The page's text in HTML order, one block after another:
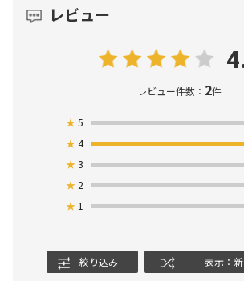
レビュー
レビュー件数： 2件
★5
★4
★3
★ 2
★ 1
絞り込み 表示：